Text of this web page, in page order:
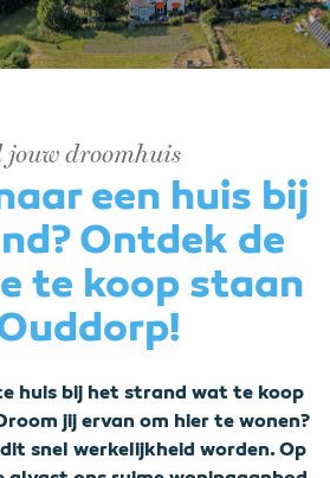
jouw droomhuis
een huis bij
Ontdek de
te koop staan
huis bij het strand wat te koop
jij ervan om hier te wonen?
snel werkelijkheid worden. Op